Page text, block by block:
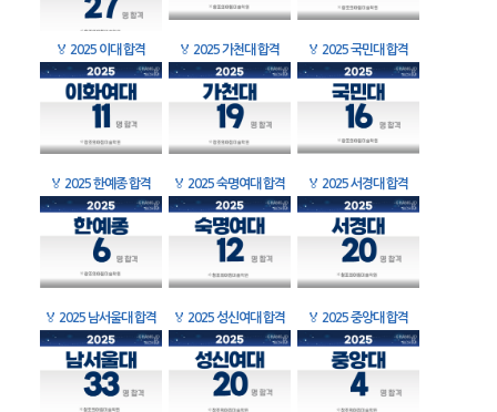
🏅 2025 이대 합격 🏅 2025 가천대 합격 🏅 2025 국민대 합격
🏅 2025 한예종 합격 🏅 2025 숙명여대 합격 🏅 2025 서경대 합격
🏅 2025 남서울대 합격 🏅 2025 성신여대 합격 🏅 2025 중앙대 합격